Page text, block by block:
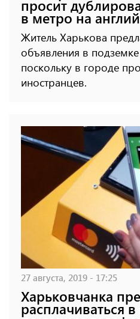
просит
в метро на
Житель Харькова
объявления в
поскольку в городе
иностранцев.
27 августа, 2019 - 17:25
Харьковчанка
расплачиваться